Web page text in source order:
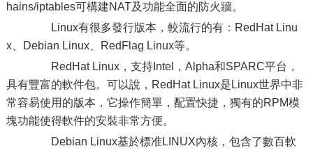
hains/iptables可構建NAT及功能全面的防火牆。
Linux有很多發行版本，較流行的有：RedHat Linu
x、Debian Linux、RedFlag Linux等。
RedHat Linux，支持Intel，Alpha和SPARC平台，
具有豐富的軟件包。可以說，RedHat Linux是Linux世界中非
常容易使用的版本，它操作簡單，配置快捷，獨有的RPM模
塊功能使得軟件的安裝非常方便。
Debian Linux基於標准LINUX內核，包含了數百軟